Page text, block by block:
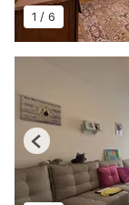
1 / 6
Previous